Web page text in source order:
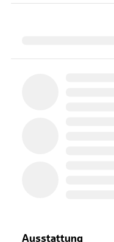
Ausstattung